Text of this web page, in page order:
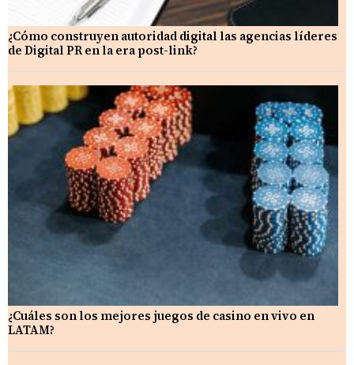
¿Cómo construyen autoridad digital las agencias líderes
de Digital PR en la era post-link?
¿Cuáles son los mejores juegos de casino en vivo en
LATAM?